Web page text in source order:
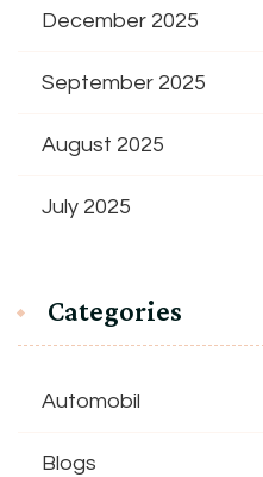
December 2025
September 2025
August 2025
July 2025
Categories
Automobil
Blogs